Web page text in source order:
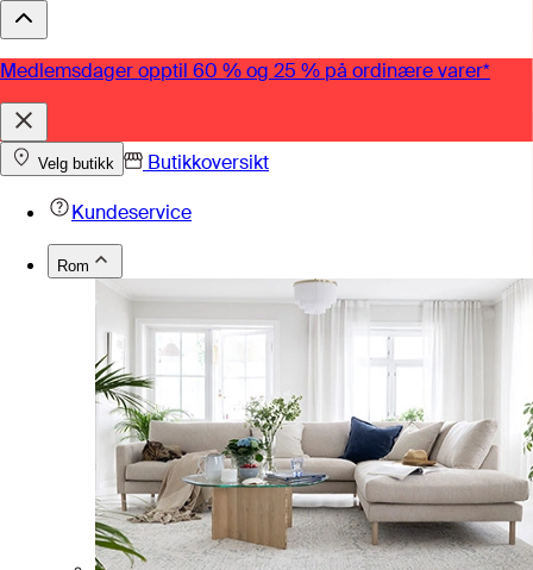
Medlemsdager opptil 60 % og 25 % på ordinære varer*
Velg butikk
Butikkoversikt
Kundeservice
Rom